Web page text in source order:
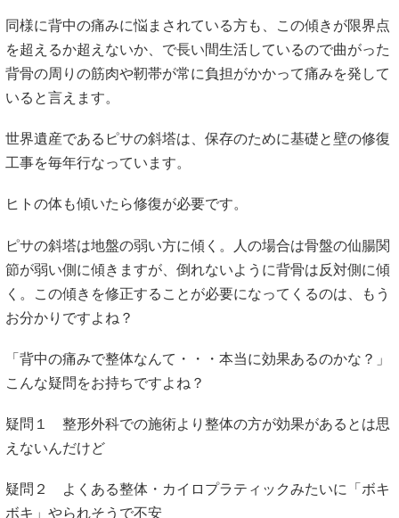
同様に背中の痛みに悩まされている方も、この傾きが限界点
を超えるか超えないか、で長い間生活しているので曲がった
背骨の周りの筋肉や靭帯が常に負担がかかって痛みを発して
いると言えます。
世界遺産であるピサの斜塔は、保存のために基礎と壁の修復
工事を毎年行なっています。
ヒトの体も傾いたら修復が必要です。
ピサの斜塔は地盤の弱い方に傾く。人の場合は骨盤の仙腸関
節が弱い側に傾きますが、倒れないように背骨は反対側に傾
く。この傾きを修正することが必要になってくるのは、もう
お分かりですよね？
「背中の痛みで整体なんて・・・本当に効果あるのかな？」
こんな疑問をお持ちですよね？
疑問１ 整形外科での施術より整体の方が効果があるとは思
えないんだけど
疑問２ よくある整体・カイロプラティックみたいに「ボキ
ボキ」やられそうで不安